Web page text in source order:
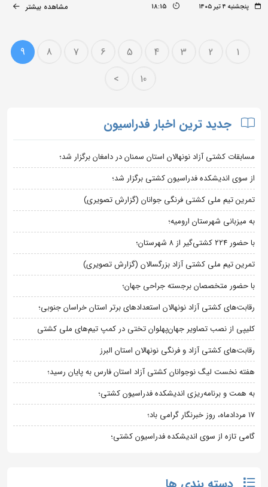
پنجشنبه ۴ تیر ۱۴۰۵ 18:15 مشاهده بیشتر
1
2
3
4
5
6
7
8
9
10
>
جدید ترین اخبار فدراسیون
مسابقات کشتی آزاد نونهالان استان سمنان در دامغان برگزار شد؛
از سوی اندیشکده فدراسیون کشتی برگزار شد؛
تمرین تیم ملی کشتی فرنگی جوانان (گزارش تصویری)
به میزبانی شهرستان ارومیه؛
با حضور ۲۲۴ کشتی‌گیر از ۸ شهرستان؛
تمرین تیم ملی کشتی آزاد بزرگسالان (گزارش تصویری)
با حضور متخصصان برجسته جراحی جهان؛
رقابت‌های کشتی آزاد نونهالان استعدادهای برتر استان خراسان جنوبی؛
کلیپی از نصب تصاویر جهان‌پهلوان تختی در کمپ تیم‌های ملی کشتی
رقابت‌های کشتی آزاد و فرنگی نونهالان استان البرز
هفته نخست لیگ نوجوانان کشتی آزاد استان فارس به پایان رسید؛
به همت و برنامه‌ریزی اندیشکده فدراسیون کشتی؛
۱۷ مردادماه، روز خبرنگار گرامی باد؛
گامی تازه از سوی اندیشکده فدراسیون کشتی؛